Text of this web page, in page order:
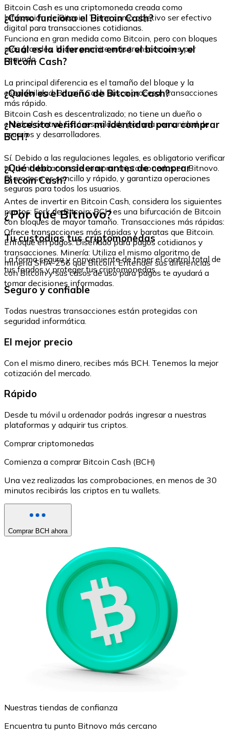
Bitcoin Cash es una criptomoneda creada como
bifurcación de Bitcoin. Tiene como objetivo ser efectivo
digital para transacciones cotidianas.
¿Cómo funciona el Bitcoin Cash?
Funciona en gran medida como Bitcoin, pero con bloques
más grandes, lo que permite más transacciones por
segundo.
¿Cuál es la diferencia entre el bitcoin y el
Bitcoin Cash?
La principal diferencia es el tamaño del bloque y la
escalabilidad. Bitcoin Cash busca procesar transacciones
más rápido.
¿Quién es el dueño de Bitcoin Cash?
Bitcoin Cash es descentralizado; no tiene un dueño o
entidad central. Está respaldado por una comunidad de
usuarios y desarrolladores.
¿Necesito verificar mi identidad para comprar
BCH?
Sí. Debido a las regulaciones legales, es obligatorio verificar
tu identidad antes de comprar criptomonedas en Bitnovo.
El proceso es sencillo y rápido, y garantiza operaciones
seguras para todos los usuarios.
¿Qué debo considerar antes de comprar
Bitcoin Cash?
Antes de invertir en Bitcoin Cash, considera los siguientes
puntos: Fork de Bitcoin: BCH es una bifurcación de Bitcoin
con bloques de mayor tamaño. Transacciones más rápidas:
Ofrece transacciones más rápidas y baratas que Bitcoin.
Enfoque en pagos: Diseñado para pagos cotidianos y
transacciones. Minería: Utiliza el mismo algoritmo de
minería SHA-256 que Bitcoin. Entender sus diferencias
con Bitcoin y sus casos de uso para pagos te ayudará a
tomar decisiones informadas.
¿Por qué Bitnovo?
Tu custodias tus criptomonedas
La forma segura y conveniente de tener el control total de
tus fondos y proteger tus criptomonedas.
Seguro y confiable
Todas nuestras transacciones están protegidas con
seguridad informática.
El mejor precio
Con el mismo dinero, recibes más BCH. Tenemos la mejor
cotización del mercado.
Rápido
Desde tu móvil u ordenador podrás ingresar a nuestras
plataformas y adquirir tus criptos.
Comprar criptomonedas
Comienza a comprar Bitcoin Cash (BCH)
Una vez realizadas las comprobaciones, en menos de 30
minutos recibirás las criptos en tu wallets.
Comprar BCH ahora
Nuestras tiendas de confianza
Encuentra tu punto Bitnovo más cercano